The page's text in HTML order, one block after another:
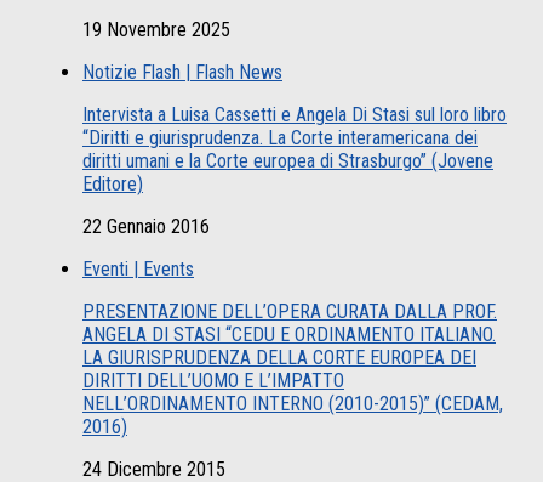
19 Novembre 2025
Notizie Flash | Flash News
Intervista a Luisa Cassetti e Angela Di Stasi sul loro libro
“Diritti e giurisprudenza. La Corte interamericana dei
diritti umani e la Corte europea di Strasburgo” (Jovene
Editore)
22 Gennaio 2016
Eventi | Events
PRESENTAZIONE DELL’OPERA CURATA DALLA PROF.
ANGELA DI STASI “CEDU E ORDINAMENTO ITALIANO.
LA GIURISPRUDENZA DELLA CORTE EUROPEA DEI
DIRITTI DELL’UOMO E L’IMPATTO
NELL’ORDINAMENTO INTERNO (2010-2015)” (CEDAM,
2016)
24 Dicembre 2015